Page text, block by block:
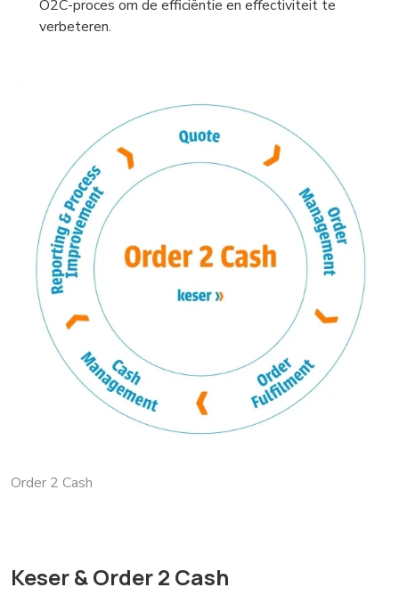
O2C-proces om de efficiëntie en effectiviteit te
verbeteren.
Order 2 Cash
Keser & Order 2 Cash